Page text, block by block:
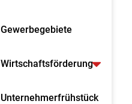
Gewerbegebiete
Wirtschaftsförderung
Unternehmerfrühstück